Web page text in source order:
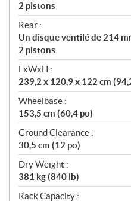
2 pistons
Rear :
Un disque ventilé de 214
2 pistons
LxWxH :
239,2 x 120,9 x 122 cm
Wheelbase :
153,5 cm (60,4 po)
Ground Clearance :
30,5 cm (12 po)
Dry Weight :
381 kg (840 lb)
Rack Capacity :